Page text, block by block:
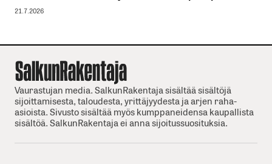
21.7.2026
Vaurastujan media. SalkunRakentaja sisältää sisältöjä
sijoittamisesta, taloudesta, yrittäjyydesta ja arjen raha-
asioista. Sivusto sisältää myös kumppaneidensa kaupallista
sisältöä. SalkunRakentaja ei anna sijoitussuosituksia.